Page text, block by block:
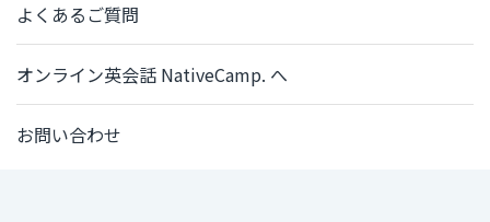
よくあるご質問
オンライン英会話 NativeCamp. へ
お問い合わせ